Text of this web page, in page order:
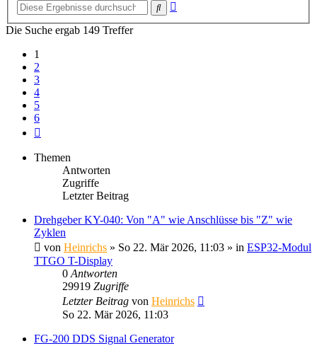
Suche
Die Suche ergab 149 Treffer
1
2
3
4
5
6
Themen
Antworten
Zugriffe
Letzter Beitrag
Drehgeber KY-040: Von "A" wie Anschlüsse bis "Z" wie
Zyklen
von Heinrichs » So 22. Mär 2026, 11:03 » in ESP32-Modul
TTGO T-Display
0 Antworten
29919 Zugriffe
Letzter Beitrag von Heinrichs
So 22. Mär 2026, 11:03
FG-200 DDS Signal Generator